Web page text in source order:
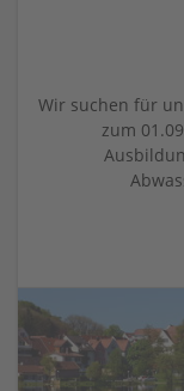
Wir suchen für
zum